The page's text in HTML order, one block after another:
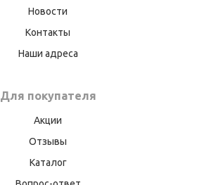
Новости
Контакты
Наши адреса
Для покупателя
Акции
Отзывы
Каталог